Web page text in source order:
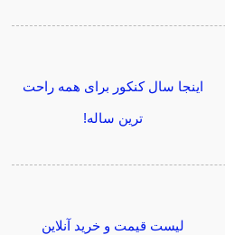
اینجا سال کنکور برای همه راحت
ترین ساله!
لیست قیمت و خرید آنلاین